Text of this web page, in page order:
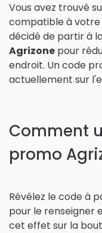
Vous avez trouvé
compatible à votre
décidé de partir à
Agrizone pour
endroit. Un code
actuellement sur
Comment
promo
Révélez le code à
pour le renseigner
cet effet sur la